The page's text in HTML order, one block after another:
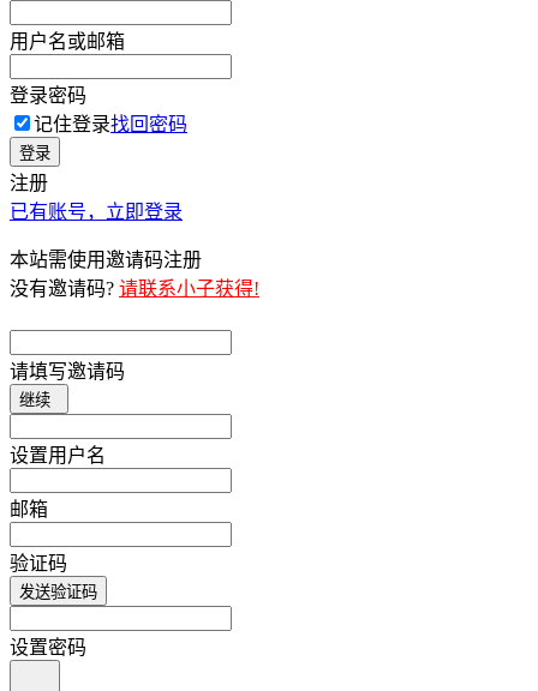
用户名或邮箱
登录密码
记住登录找回密码
登录
注册
已有账号，立即登录
本站需使用邀请码注册
没有邀请码? 请联系小子获得!
请填写邀请码
继续
设置用户名
邮箱
验证码
发送验证码
设置密码